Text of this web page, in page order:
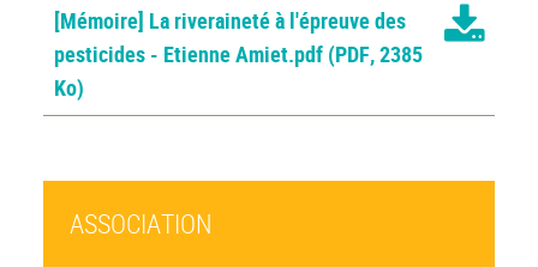
[Mémoire] La riveraineté à l'épreuve des
pesticides - Etienne Amiet.pdf (PDF, 2385
Ko)
ASSOCIATION